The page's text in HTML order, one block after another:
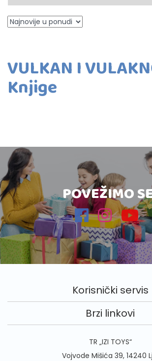
VULKAN I
Knjige
POVEŽIMO
Korisnički servis
Brzi linkovi
TR „IZI TOYS“
Vojvode Mišića 39, 14240